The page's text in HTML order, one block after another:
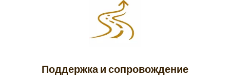
Поддержка и сопровождение